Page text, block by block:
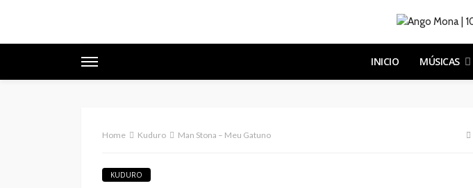
INICIO MÚSICAS
Home Kuduro Man Stona – Meu Gatuno
KUDURO